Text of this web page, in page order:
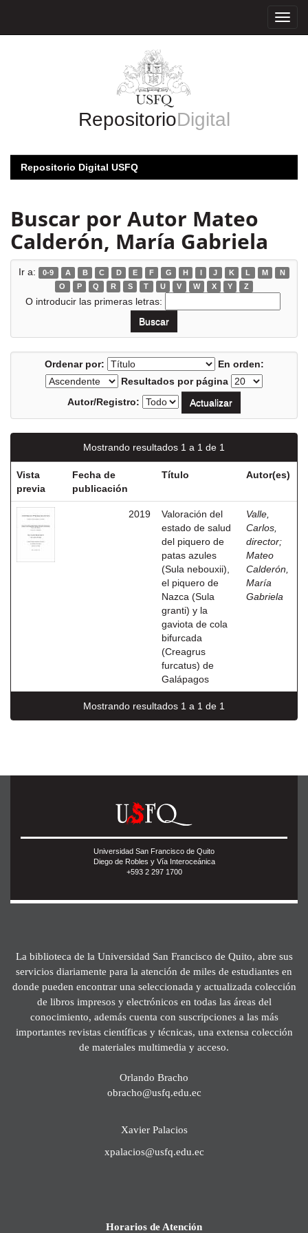
RepositorioDigital
Repositorio Digital USFQ
Buscar por Autor Mateo
Calderón, María Gabriela
Ir a: 0-9 A B C D E F G H I J K L M
N
O
P Q R S T U V W X Y Z
O introducir las primeras letras:
Ordenar por:
En orden:
Resultados por página
Autor/Registro:
Mostrando resultados 1 a 1 de 1
Vista
previa
Fecha de
publicación
Título Autor(es)
2019
Valoración del
estado de salud
del piquero de
patas azules
(Sula nebouxii),
el piquero de
Nazca (Sula
granti) y la
gaviota de cola
bifurcada
(Creagrus
furcatus) de
Galápagos
Valle,
Carlos,
director;
Mateo
Calderón,
María
Gabriela
Mostrando resultados 1 a 1 de 1
Universidad San Francisco de Quito
Diego de Robles y Vía Interoceánica
+593 2 297 1700
La biblioteca de la Universidad San Francisco de Quito, abre sus
servicios diariamente para la atención de miles de estudiantes en
donde pueden encontrar una seleccionada y actualizada colección
de libros impresos y electrónicos en todas las áreas del
conocimiento, además cuenta con suscripciones a las más
importantes revistas científicas y técnicas, una extensa colección
de materiales multimedia y acceso.
Orlando Bracho
obracho@usfq.edu.ec
Xavier Palacios
xpalacios@usfq.edu.ec
Horarios de Atención